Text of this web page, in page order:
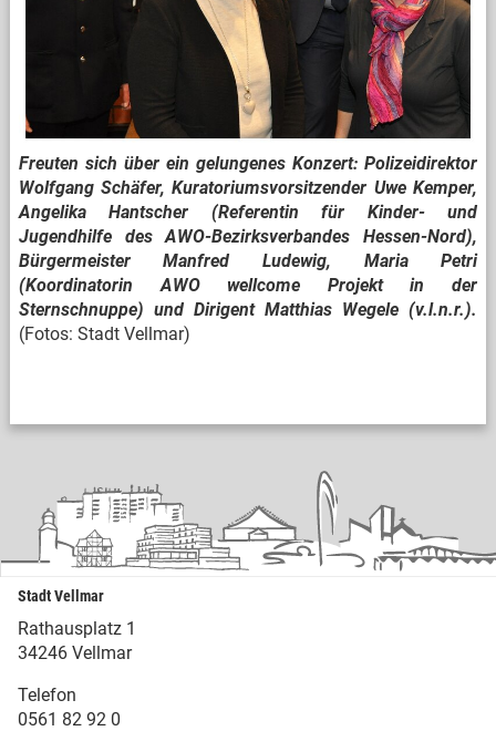
Freuten sich über ein gelungenes Konzert: Polizeidirektor
Wolfgang Schäfer, Kuratoriumsvorsitzender Uwe Kemper,
Angelika Hantscher (Referentin für Kinder- und
Jugendhilfe des AWO-Bezirksverbandes Hessen-Nord),
Bürgermeister Manfred Ludewig, Maria Petri
(Koordinatorin AWO wellcome Projekt in der
Sternschnuppe) und Dirigent Matthias Wegele (v.l.n.r.).
(Fotos: Stadt Vellmar)
Stadt Vellmar
Rathausplatz 1
34246 Vellmar
Telefon
0561 82 92 0